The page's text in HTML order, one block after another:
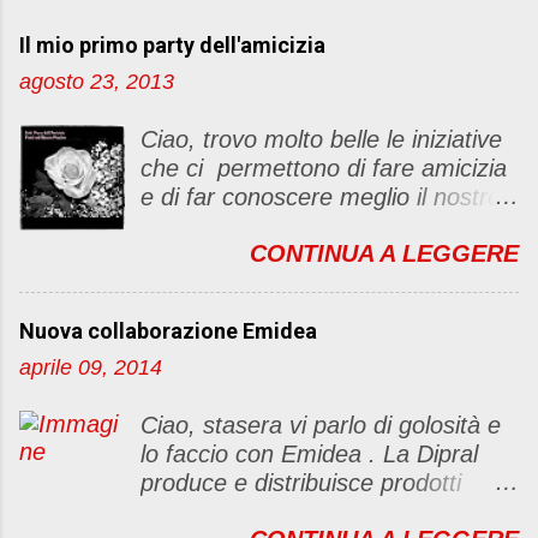
a
u
c
o
m
m
t
o
Il mio primo party dell'amicizia
agosto 23, 2013
Ciao, trovo molto belle le iniziative
che ci permettono di fare amicizia
e di far conoscere meglio il nostro
un "party" dell'amicizia .... Mi
post, ma anche di sentimenti ed
emozioni. Non siete obbligate a
avete il tempo bene, altrimenti no
problem. :D Le regole sono le
seguenti 1) Prelevare l'immagine
CONTINUA A LEGGERE
Nuova collaborazione Emidea
aprile 09, 2014
Ciao, stasera vi parlo di golosità e
lo faccio con Emidea . La Dipral
produce e distribuisce prodotti